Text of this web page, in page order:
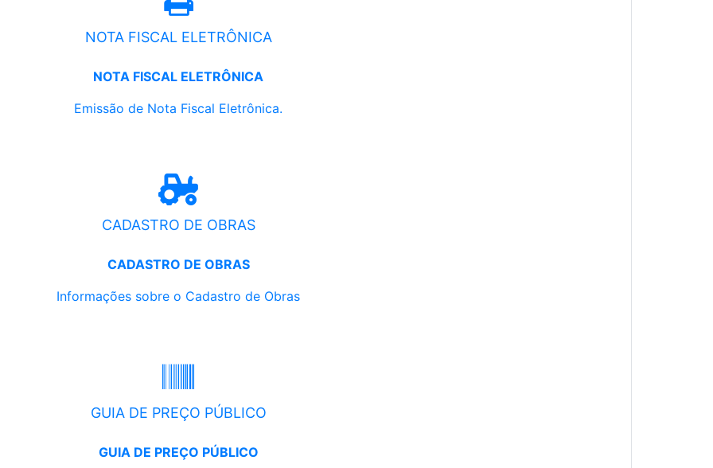
NOTA FISCAL ELETRÔNICA
NOTA FISCAL ELETRÔNICA
Emissão de Nota Fiscal Eletrônica.
CADASTRO DE OBRAS
CADASTRO DE OBRAS
Informações sobre o Cadastro de Obras
GUIA DE PREÇO PÚBLICO
GUIA DE PREÇO PÚBLICO